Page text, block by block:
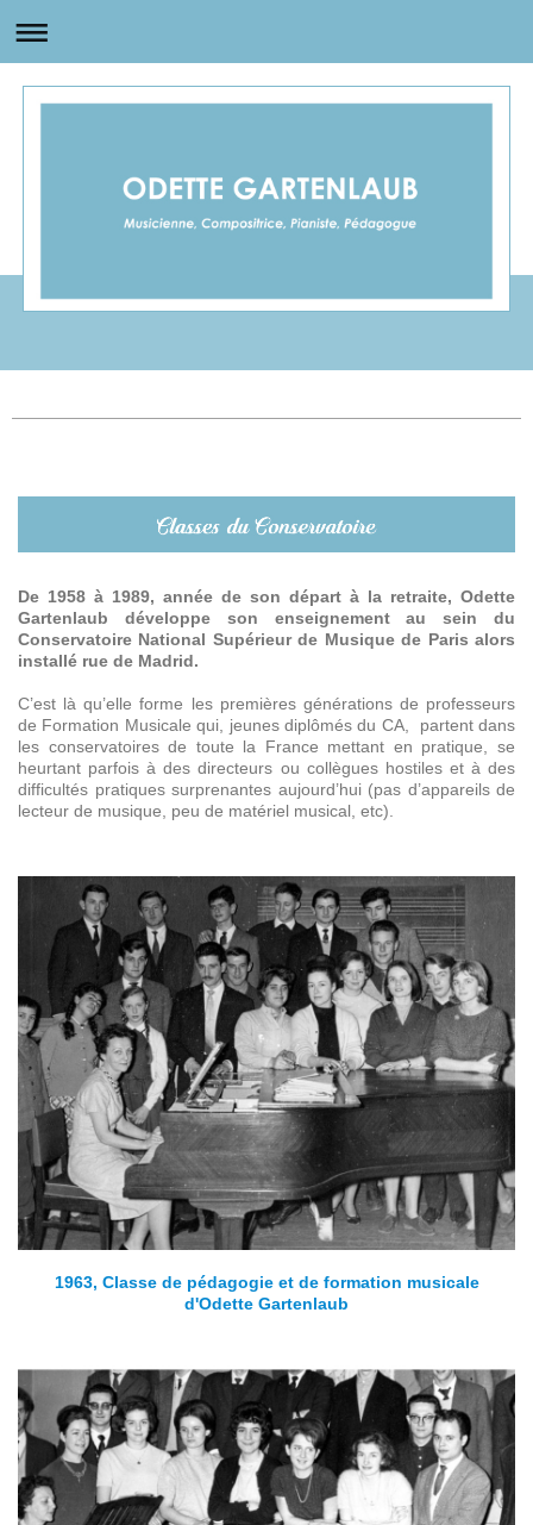
De 1958 à 1989, année de son départ à la retraite, Odette
Gartenlaub développe son enseignement au sein du
Conservatoire National Supérieur de Musique de Paris alors
installé rue de Madrid.
C’est là qu’elle forme les premières générations de professeurs
de Formation Musicale qui, jeunes diplômés du CA, partent dans
les conservatoires de toute la France mettant en pratique, se
heurtant parfois à des directeurs ou collègues hostiles et à des
difficultés pratiques surprenantes aujourd’hui (pas d’appareils de
lecteur de musique, peu de matériel musical, etc).
1963, Classe de pédagogie et de formation musicale
d'Odette Gartenlaub